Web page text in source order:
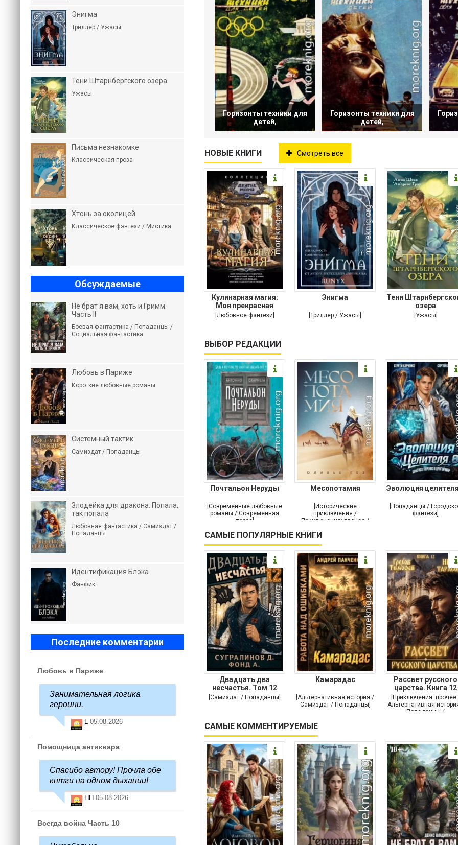
Горизонты техники для
детей,
Горизонты техники для
детей,
НОВЫЕ КНИГИ Смотреть все
Кулинарная магия:
Моя прекрасная
повариха. Самый
[Любовное фэнтези]
Энигма
[Триллер / Ужасы]
Тени
озера
[Ужасы]
ВЫБОР РЕДАКЦИИ
Почтальон Неруды
[Современные любовные
романы / Современная
проза]
Месопотамия
[Исторические
приключения /
Приключения: прочее /
Историческая проза]
Эволюция
[Попаданцы /
фэнтези]
САМЫЕ ПОПУЛЯРНЫЕ КНИГИ
Двадцать два
несчастья. Том 12
[Самиздат / Попаданцы]
Камарадас
[Альтернативная история /
Самиздат / Попаданцы]
Рассвет русского
царства. Книга 12
[Приключения: прочее
Альтернативная
Попаданцы /
САМЫЕ КОММЕНТИРУЕМЫЕ
Энигма
Триллер / Ужасы
Тени Штарнбергского озера
Ужасы
Письма незнакомке
Классическая проза
Хтонь за околицей
Классическое фэнтези / Мистика
Обсуждаемые
Не брат я вам, хоть и Гримм.
Часть II
Боевая фантастика / Попаданцы /
Социальная фантастика
Любовь в Париже
Короткие любовные романы
Системный тактик
Самиздат / Попаданцы
Злодейка для дракона. Попала,
так попала
Любовная фантастика / Самиздат /
Попаданцы
Идентификация Блэка
Фанфик
Последние комментарии
Любовь в Париже
Занимательная логика
героини.
L 05.08.2026
Помощница антиквара
Спасибо автору! Прочла обе
кнтги на одном дыхании!
НП 05.08.2026
Всегда война Часть 10